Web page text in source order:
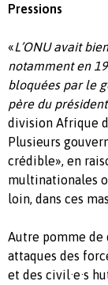
Pressions
«L’ONU avait
notamment en
bloquées par le
père du
division Afrique
Plusieurs
crédible», en
multinationales
loin, dans ces
Autre pomme de
attaques des
et des civil·e·s